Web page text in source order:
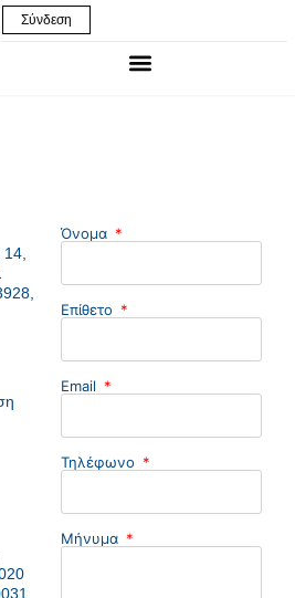
Σύνδεση
Όνομα
Επίθετο
Email
Τηλέφωνο
Μήνυμα